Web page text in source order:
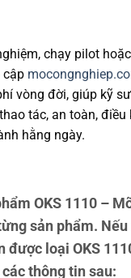
chạy pilot
cập
vòng đời, giúp kỹ
tác, an toàn,
hằng ngày.
OKS 1110 –
sản phẩm.
loại OKS
thông tin sau: